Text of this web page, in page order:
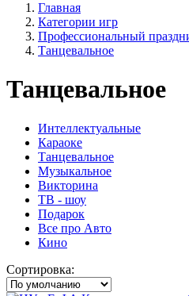
Главная
Категории игр
Профессиональный
Танцевальное
Танцевальное
Интеллектуальные
Караоке
Танцевальное
Музыкальное
Викторина
ТВ - шоу
Подарок
Все про Авто
Кино
Сортировка: